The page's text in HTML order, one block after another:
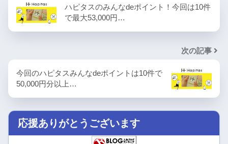
ハピタスのみんなdeポイント！今回は10件
で最大53,000円…
次の記事
今回のハピタスみんなdeポイントは10件で
50,000円分以上…
応援ありがとうございます